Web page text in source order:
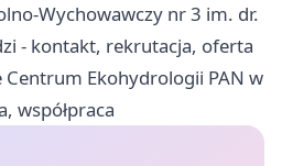
Wychowawczy nr 3 im. dr.
- kontakt, rekrutacja, oferta
Centrum Ekohydrologii PAN w
współpraca